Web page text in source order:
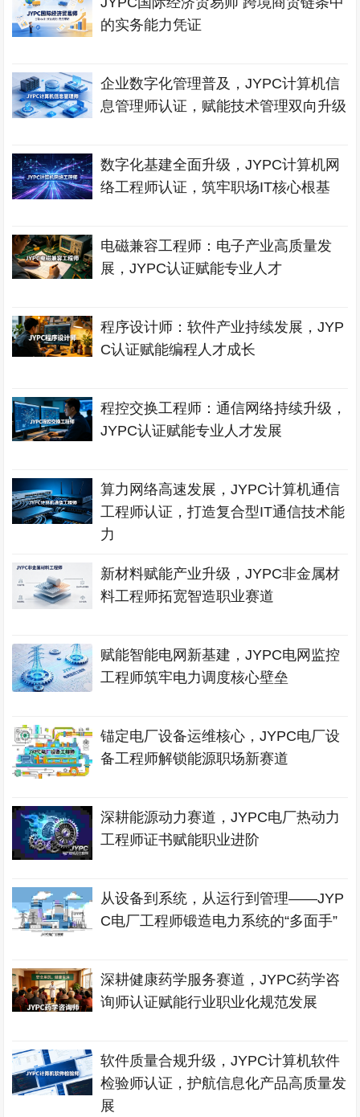
的实务能力凭证
企业数字化管理普及，JYPC计算机信
息管理师认证，赋能技术管理双向升级
数字化基建全面升级，JYPC计算机网
络工程师认证，筑牢职场IT核心根基
电磁兼容工程师：电子产业高质量发
展，JYPC认证赋能专业人才
程序设计师：软件产业持续发展，JYP
C认证赋能编程人才成长
程控交换工程师：通信网络持续升级，
JYPC认证赋能专业人才发展
算力网络高速发展，JYPC计算机通信
工程师认证，打造复合型IT通信技术能
力
新材料赋能产业升级，JYPC非金属材
料工程师拓宽智造职业赛道
赋能智能电网新基建，JYPC电网监控
工程师筑牢电力调度核心壁垒
锚定电厂设备运维核心，JYPC电厂设
备工程师解锁能源职场新赛道
深耕能源动力赛道，JYPC电厂热动力
工程师证书赋能职业进阶
从设备到系统，从运行到管理——JYP
C电厂工程师锻造电力系统的“多面手”
深耕健康药学服务赛道，JYPC药学咨
询师认证赋能行业职业化规范发展
软件质量合规升级，JYPC计算机软件
检验师认证，护航信息化产品高质量发
展